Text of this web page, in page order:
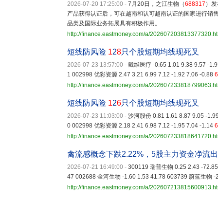
2026-07-20 17:25:00 - 7月20日，之江生物（688317 ）
产品获得认证后，可在越南和认可越南认证的国家进行销
品类及国际业务拓展具有积极作用。
http://finance.eastmoney.com/a/
短线防风险 128只个股短期均线现死叉
2026-07-23 13:57:00 - 戴维医疗 -0.65 1.01 9.38 9.57 -
1 002998 优彩资源 2.47 3.21 6.99 7.12 -1.92 7.06 -0.88
http://finance.eastmoney.com/a/
短线防风险 126只个股短期均线现死叉
2026-07-23 11:03:00 - 沙河股份 0.81 1.61 8.87 9.05 -
0 002998 优彩资源 2.18 2.41 6.98 7.12 -1.95 7.04 -1.14
http://finance.eastmoney.com/a/
禽流感概念下跌2.22%，5股主力资金净流
2026-07-21 16:49:00 - 300119 瑞普生物 0.25 2.43 -
47 002688 金河生物 -1.60 1.53 41.78 603739 蔚蓝生物
http://finance.eastmoney.com/a/